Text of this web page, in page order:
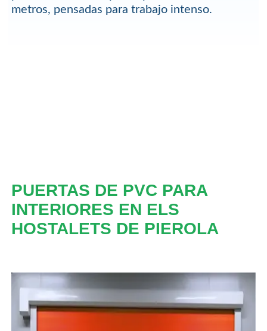
metros, pensadas para trabajo intenso.
PUERTAS DE PVC PARA
INTERIORES EN ELS
HOSTALETS DE PIEROLA